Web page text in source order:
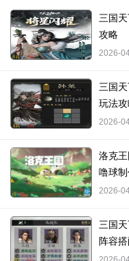
三国
攻略
2026-
三国
玩法
2026-
洛克
噜球
2026-
三国
阵容